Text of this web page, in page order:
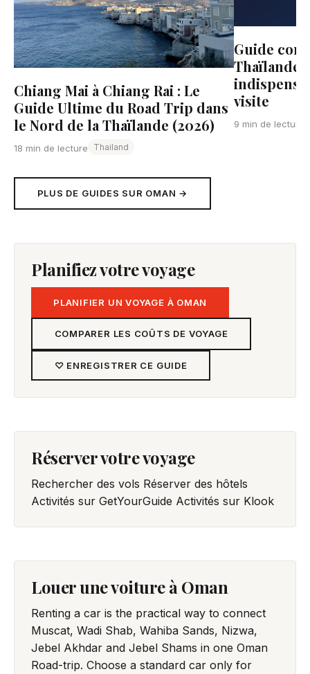
Chiang Mai à Chiang Rai : Le
Guide Ultime du Road Trip dans
le Nord de la Thaïlande (2026)
18 min de lecture Thailand
Guide
Thaïlande
visite
9 min de lecture
PLUS DE GUIDES SUR OMAN →
Planifiez votre voyage
PLANIFIER UN VOYAGE À OMAN
COMPARER LES COÛTS DE VOYAGE
♡ ENREGISTRER CE GUIDE
Réserver votre voyage
Rechercher des vols Réserver des hôtels
Activités sur GetYourGuide Activités sur Klook
Louer une voiture à Oman
Renting a car is the practical way to connect
Muscat, Wadi Shab, Wahiba Sands, Nizwa,
Jebel Akhdar and Jebel Shams in one Oman
Road-trip. Choose a standard car only for